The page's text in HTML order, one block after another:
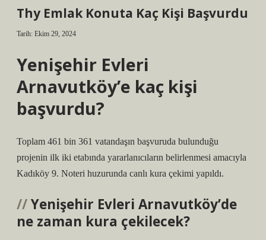
Thy Emlak Konuta Kaç Kişi Başvurdu
Tarih: Ekim 29, 2024
Yenişehir Evleri
Arnavutköy’e kaç kişi
başvurdu?
Toplam 461 bin 361 vatandaşın başvuruda bulunduğu
projenin ilk iki etabında yararlanıcıların belirlenmesi amacıyla
Kadıköy 9. Noteri huzurunda canlı kura çekimi yapıldı.
Yenişehir Evleri Arnavutköy’de
ne zaman kura çekilecek?